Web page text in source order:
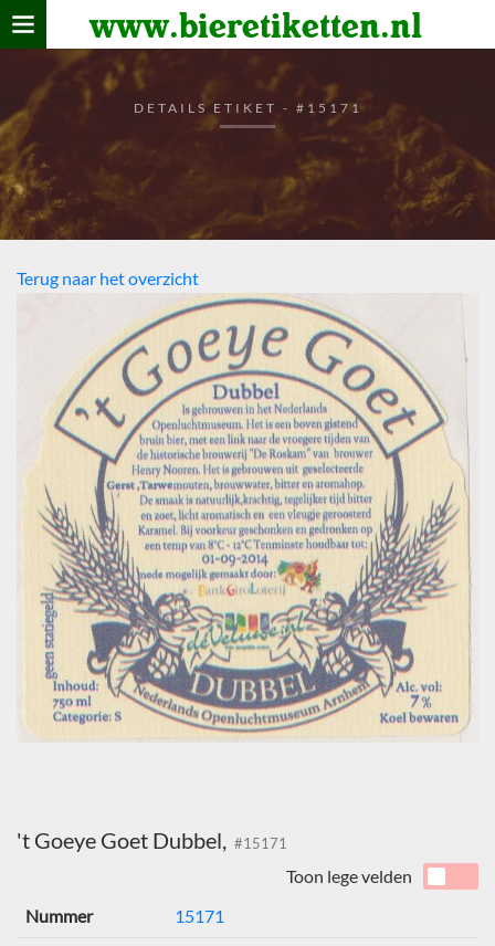
www.bieretiketten.nl
Home
verzamelen
De bierkaart
Bezoekers
DETAILS ETIKET - #15171
Terug naar het overzicht
't Goeye Goet Dubbel, #15171
Toon lege velden
Nummer
15171